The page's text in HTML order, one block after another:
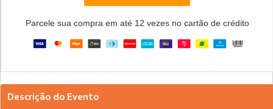
Parcele sua compra em até 12 vezes no cartão de crédito
Descrição do Evento